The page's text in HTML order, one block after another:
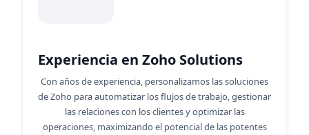
Experiencia en Zoho Solutions
Con años de experiencia, personalizamos las soluciones
de Zoho para automatizar los flujos de trabajo, gestionar
las relaciones con los clientes y optimizar las
operaciones, maximizando el potencial de las potentes